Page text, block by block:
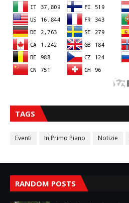
TAGS
Eventi In Primo Piano Notizie
RANDOM POSTS